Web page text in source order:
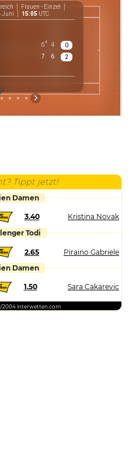
Frauen - Einzel
Juni 15:05 UTC
64 4
0
7 6 2
Tippt jetzt!
Damen
3.40
Kristina Novak
Todi
2.65
Piraino Gabriele
Damen
1.50 Sara Cakarevic
2004 interwetten.com